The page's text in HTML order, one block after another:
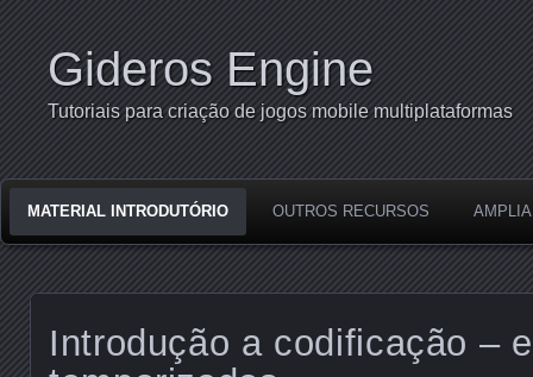
Gideros Engine
Tutoriais para criação de jogos mobile multiplataformas
MATERIAL INTRODUTÓRIO OUTROS RECURSOS
Introdução a codificação –